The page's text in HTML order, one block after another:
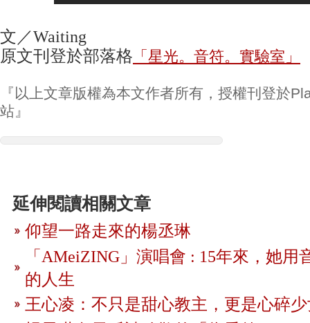
文／Waiting
原文刊登於部落格 「星光。音符。實驗室」
『以上文章版權為本文作者所有，授權刊登於
站』
延伸閱讀相關文章
仰望一路走來的楊丞琳
「AMeiZING」演唱會 : 15年來，她用
的人生
王心凌：不只是甜心教主，更是心碎